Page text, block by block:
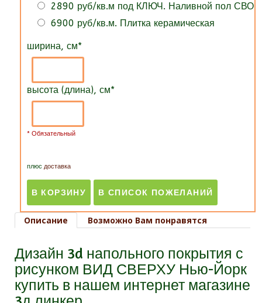
2890 руб/кв.м под КЛЮЧ. Наливной пол
6900 руб/кв.м. Плитка керамическая
ширина, см*
высота (длина), см*
* Обязательный
плюс доставка
Описание Возможно Вам понравятся
Дизайн 3d напольного покрытия с
рисунком ВИД СВЕРХУ Нью-Йорк
купить в нашем интернет магазине